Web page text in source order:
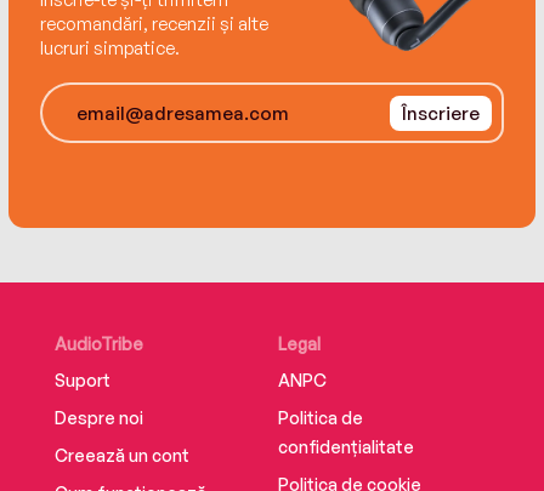
recomandări, recenzii și alte
lucruri simpatice.
Înscriere
AudioTribe
Suport
Despre noi
Creează un cont
Legal
ANPC
Politica de
confidențialitate
Politica de cookie